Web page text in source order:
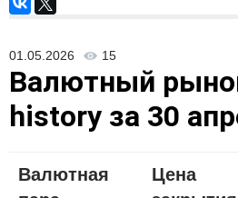
01.05.2026 15
Валютный
history за 30
Валютная
Цена